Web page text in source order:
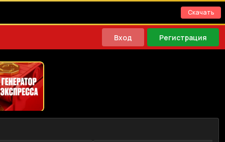
Скачать
Вход Регистрация